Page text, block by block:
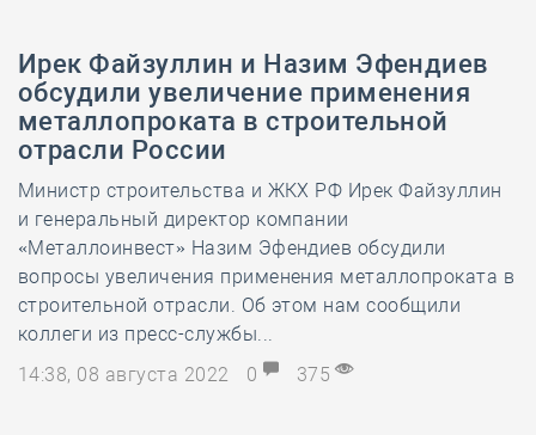
Ирек Файзуллин и Назим Эфендиев
обсудили увеличение применения
металлопроката в строительной
отрасли России
Министр строительства и ЖКХ РФ Ирек Файзуллин
и генеральный директор компании
«Металлоинвест» Назим Эфендиев обсудили
вопросы увеличения применения металлопроката в
строительной отрасли. Об этом нам сообщили
коллеги из пресс-службы...
14:38, 08 августа 2022
0 375